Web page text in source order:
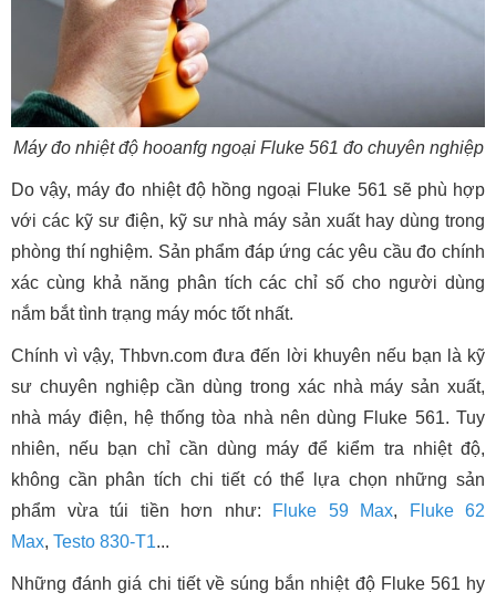
Máy đo nhiệt độ hooanfg ngoại Fluke 561 đo chuyên nghiệp
Do vậy, máy đo nhiệt độ hồng ngoại Fluke 561 sẽ phù hợp
với các kỹ sư điện, kỹ sư nhà máy sản xuất hay dùng trong
phòng thí nghiệm. Sản phẩm đáp ứng các yêu cầu đo chính
xác cùng khả năng phân tích các chỉ số cho người dùng
nắm bắt tình trạng máy móc tốt nhất.
Chính vì vậy, Thbvn.com đưa đến lời khuyên nếu bạn là kỹ
sư chuyên nghiệp cần dùng trong xác nhà máy sản xuất,
nhà máy điện, hệ thống tòa nhà nên dùng Fluke 561. Tuy
nhiên, nếu bạn chỉ cần dùng máy để kiểm tra nhiệt độ,
không cần phân tích chi tiết có thể lựa chọn những sản
phẩm vừa túi tiền hơn như:
Fluke 59 Max,
Fluke 62
Max, Testo 830-T1...
Những đánh giá chi tiết về súng bắn nhiệt độ Fluke 561 hy